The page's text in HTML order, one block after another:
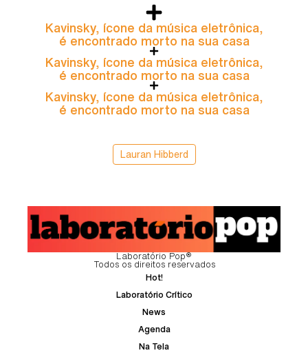
Kavinsky, ícone da música eletrônica,
é encontrado morto na sua casa
Kavinsky, ícone da música eletrônica,
é encontrado morto na sua casa
Kavinsky, ícone da música eletrônica,
é encontrado morto na sua casa
Lauran Hibberd
Laboratório Pop®
Todos os direitos reservados
Hot!
Laboratório Crítico
News
Agenda
Na Tela